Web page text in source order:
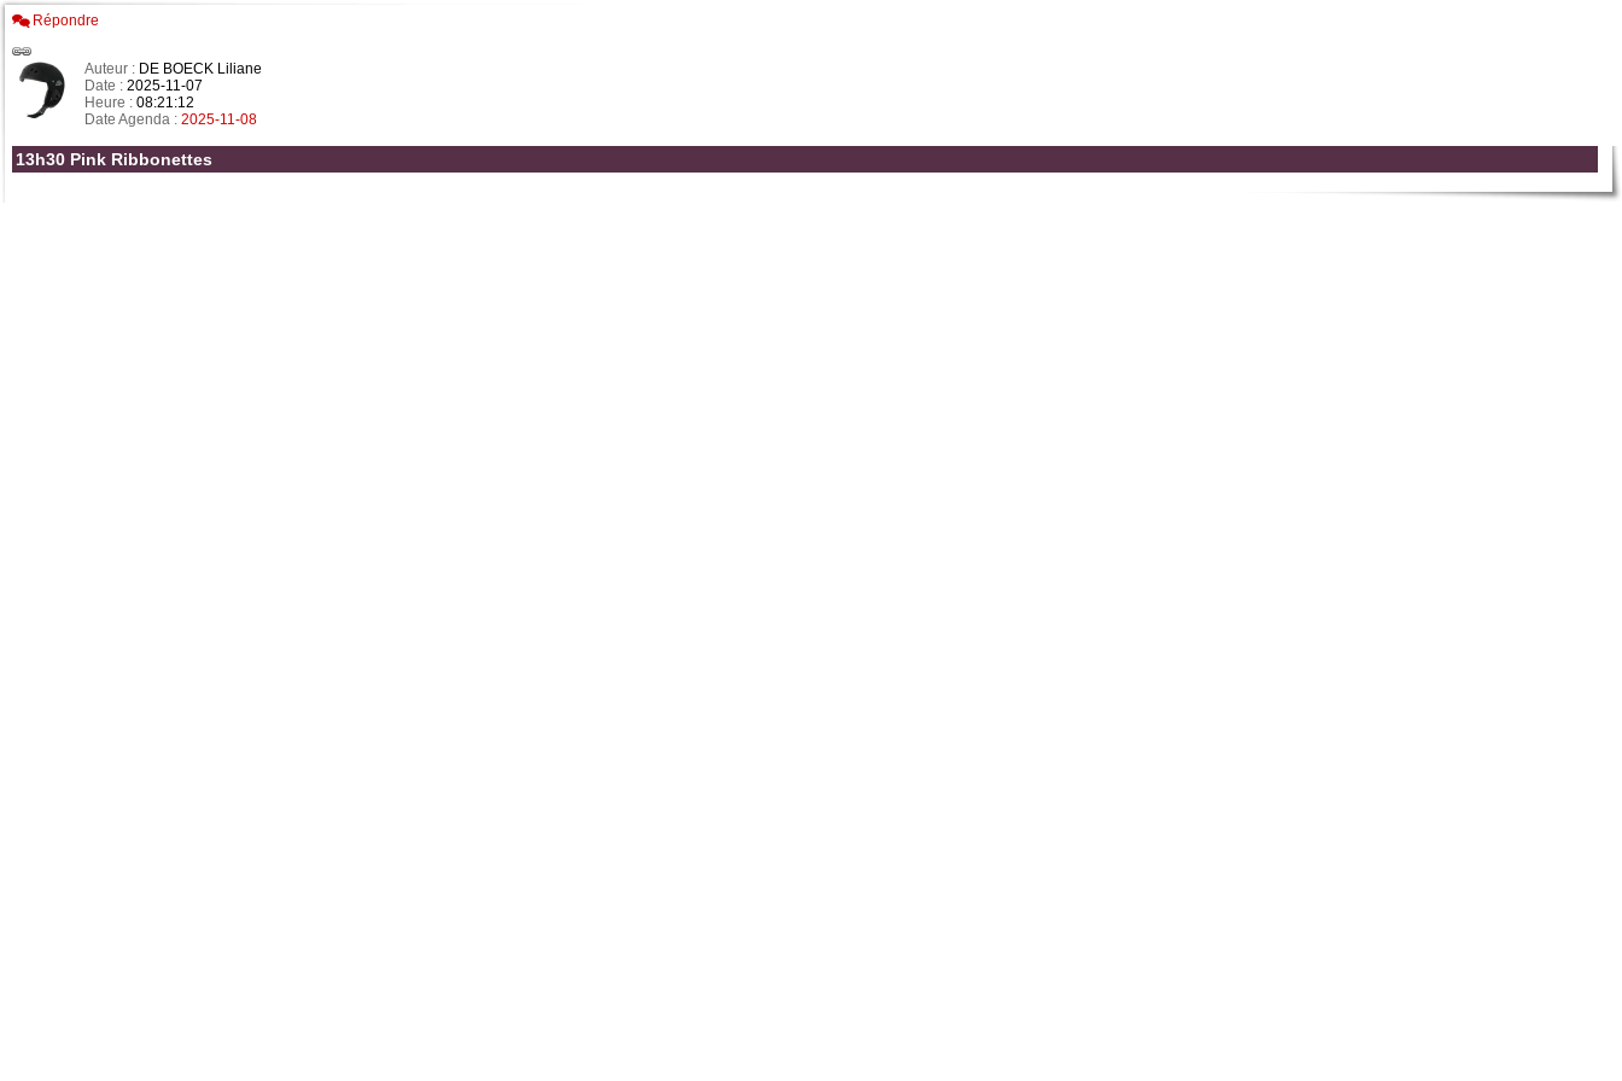
Répondre
Auteur : DE BOECK Liliane
Date : 2025-11-07
Heure : 08:21:12
Date Agenda : 2025-11-08
13h30 Pink Ribbonettes